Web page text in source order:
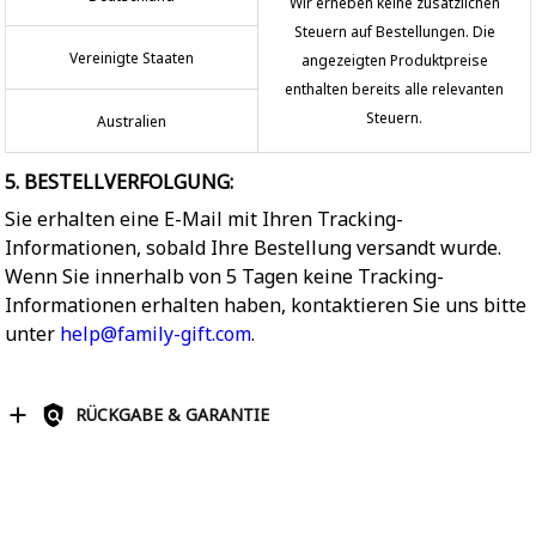
Steuern auf Bestellungen. Die
angezeigten Produktpreise
enthalten bereits alle relevanten
Steuern.
Vereinigte Staaten
Australien
5. BESTELLVERFOLGUNG:
Sie erhalten eine E-Mail mit Ihren Tracking-
Informationen, sobald Ihre Bestellung versandt wurde.
Wenn Sie innerhalb von 5 Tagen keine Tracking-
Informationen erhalten haben, kontaktieren Sie uns bitte
unter help@family-gift.com.
RÜCKGABE & GARANTIE